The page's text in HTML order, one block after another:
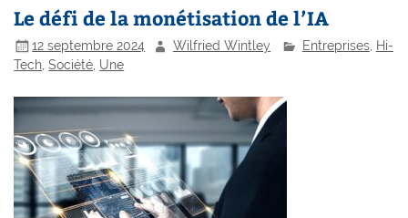
Le défi de la monétisation de l’IA
12 septembre 2024 Wilfried Wintley Entreprises, Hi-
Tech,Société, Une